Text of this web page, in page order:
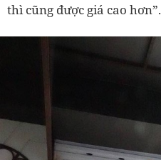
thì cũng được giá cao hơn”.